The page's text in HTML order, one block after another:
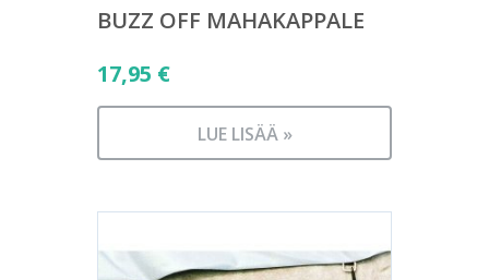
BUZZ OFF MAHAKAPPALE
17,95 €
LUE LISÄÄ »